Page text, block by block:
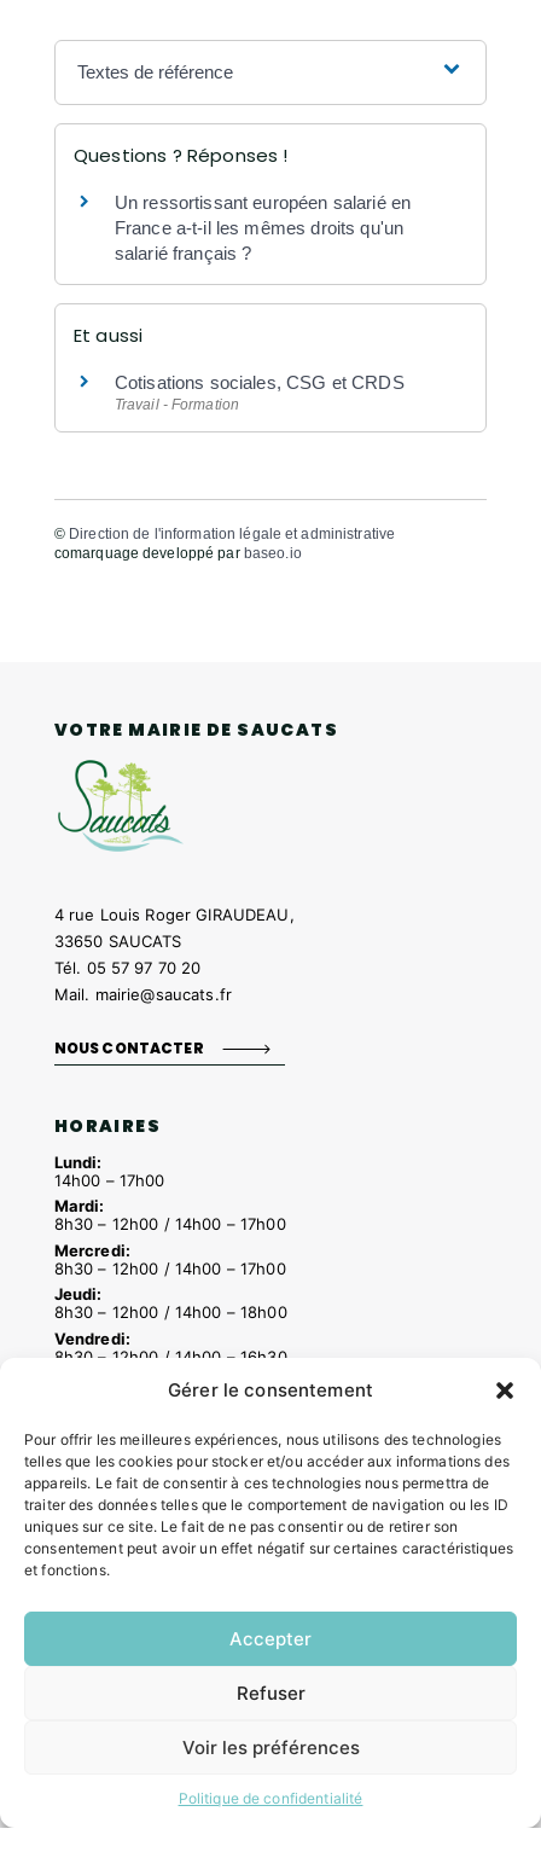
Gérer le consentement
Pour offrir les meilleures expériences, nous utilisons des technologies
telles que les cookies pour stocker et/ou accéder aux informations des
appareils. Le fait de consentir à ces technologies nous permettra de
traiter des données telles que le comportement de navigation ou les ID
uniques sur ce site. Le fait de ne pas consentir ou de retirer son
consentement peut avoir un effet négatif sur certaines caractéristiques
et fonctions.
Accepter
Refuser
Voir les préférences
Politique de confidentialité
Textes de référence
Questions ? Réponses !
Un ressortissant européen salarié en
France a-t-il les mêmes droits qu'un
salarié français ?
Et aussi
Cotisations sociales, CSG et CRDS
Travail - Formation
© Direction de l'information légale et administrative
comarquage developpé par baseo.io
VOTRE MAIRIE DE SAUCATS
4 rue Louis Roger GIRAUDEAU,
33650 SAUCATS
Tél. 05 57 97 70 20
Mail. mairie@saucats.fr
NOUS CONTACTER
HORAIRES
Lundi:
14h00 – 17h00
Mardi:
8h30 – 12h00 / 14h00 – 17h00
Mercredi:
8h30 – 12h00 / 14h00 – 17h00
Jeudi:
8h30 – 12h00 / 14h00 – 18h00
Vendredi:
8h30 – 12h00 / 14h00 – 16h30
ACCÉS RAPIDES
Contacter la mairie
Pôle santé
Le Saucatais
Formalités administratives
Restauration scolaire
INFORMATIONS LÉGALES
Politique de confidentialité